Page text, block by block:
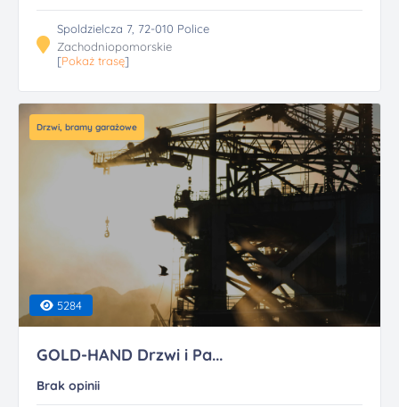
Spoldzielcza 7, 72-010 Police
Zachodniopomorskie
[Pokaż trasę]
Drzwi, bramy garażowe
5284
GOLD-HAND Drzwi i Pa...
Brak opinii